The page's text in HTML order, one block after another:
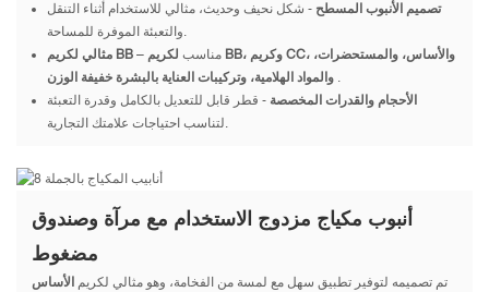
تصميم الأنبوب المسطح - شكل نحيف وحديث، مثالي للاستخدام أثناء التنقل
والتعبئة الموفرة للمساحة.
مثالي لكريم BB
– مناسب لكريم BB، وكريم CC، والأساس، والمستحضرات،
والمواد الهلامية، وتركيبات العناية بالبشرة خفيفة الوزن .
الأحجام والقدرات المخصصة - قطر قابل للتعديل بالكامل وقدرة التعبئة
لتناسب احتياجات علامتك التجارية.
أنبوب مكياج مزدوج الاستخدام مع مرآة وصندوق
مضغوط
تم تصميمه لتوفير تطبيق سهل مع لمسة من الفخامة، وهو مثالي لكريم الأساس